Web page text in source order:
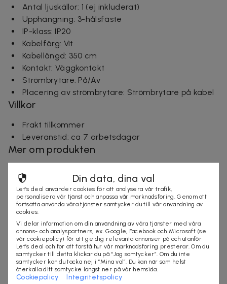
Antal ljuskällor: 1 (ej inkluderat)
Upphängning: 3-hålsfäste
IP-klass: IP20
Kabelfärg: Vit
Kabellängd: 350 cm
Kontakt: Väggkontakt
Strömbrytare: På/Av
Placering av strömbrytare: Strömbrytare på kabel
Villkor
Frakt tillkommer
Leveranstid: ca 7 arbetsdagar
Mer om produkten
Markslöjd grundades 1963 i Skene och har sedan dess
vuxit till en ledande nordisk aktör inom belysning. Med
rötter i svenskt hantverk kombinerar de tidlös design
med funktion och hållbarhet. Sortimentet rymmer allt
från dekorativa lampor till praktisk belysning för hem
och offentliga miljöer - alltid med fokus på kvalitet
och lång livslängd.
Företaget arbetar aktivt för att minska sitt
Din data, dina val
Let’s deal använder cookies för att analysera vår trafik,
personalisera vår tjänst och anpassa vår marknadsföring. Genom att
fortsätta använda våra tjänster samtycker du till vår användning av
cookies.
Vi delar information om din användning av våra tjänster med våra
annons- och analyspartners, ex. Google, Facebook och Microsoft (se
vår cookiepolicy) för att ge dig relevanta annonser på och utanför
Let’s deal och för att förstå hur vår marknadsföring presterar. Om du
samtycker till detta klickar du på “Jag samtycker”. Om du inte
samtycker kan du tacka nej i “Mina val”. Du kan när som helst
återkalla ditt samtycke längst ner på vår hemsida.
Cookiepolicy Integritetspolicy